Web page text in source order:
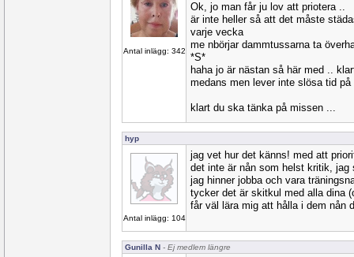
Antal inlägg: 342
Ok, jo man får ju lov att priotera ..
är inte heller så att det måste
varje vecka
me nbörjar dammtussarna ta
*S*
haha jo är nästan så här med ..
medans men lever inte slösa tid
klart du ska tänka på missen ...
hyp
Antal inlägg: 104
jag vet hur det känns! med att
det inte är nån som helst kritik,
jag hinner jobba och vara
tycker det är skitkul med alla dina
får väl lära mig att hålla i dem nån
Gunilla N - Ej medlem längre